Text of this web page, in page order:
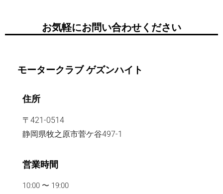
お気軽にお問い合わせください
モータークラブ ゲズンハイト
住所
〒421-0514
静岡県牧之原市菅ケ谷497-1
営業時間
10:00 〜 19:00